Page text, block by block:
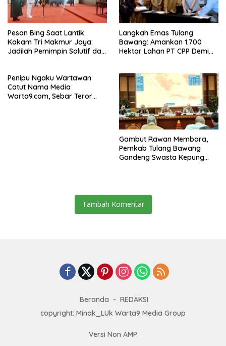
Pesan Bing Saat Lantik
Kakam Tri Makmur Jaya:
Jadilah Pemimpin Solutif dan
Langkah Emas Tulang
Bawang: Amankan 1.700
Hektar Lahan PT CPP Demi
Penipu Ngaku Wartawan
Catut Nama Media
Warta9.com, Sebar Teror
Gambut Rawan Membara,
Pemkab Tulang Bawang
Gandeng Swasta Kepung
Tambah Komentar
Beranda
REDAKSI
copyright: Minak_LUk Warta9 Media Group
Versi Non AMP